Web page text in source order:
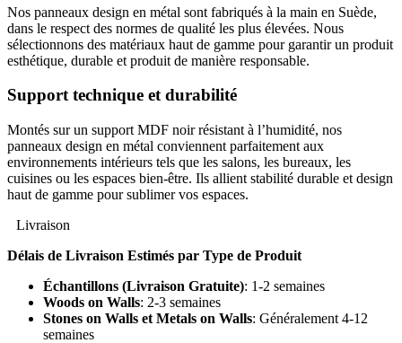
Nos panneaux design en métal sont fabriqués à la main en Suède,
dans le respect des normes de qualité les plus élevées. Nous
sélectionnons des matériaux haut de gamme pour garantir un produit
esthétique, durable et produit de manière responsable.
Support technique et durabilité
Montés sur un support MDF noir résistant à l’humidité, nos
panneaux design en métal conviennent parfaitement aux
environnements intérieurs tels que les salons, les bureaux, les
cuisines ou les espaces bien-être. Ils allient stabilité durable et design
haut de gamme pour sublimer vos espaces.
Livraison
Délais de Livraison Estimés par Type de Produit
Échantillons (Livraison Gratuite): 1-2 semaines
Woods on Walls: 2-3 semaines
Stones on Walls et Metals on Walls: Généralement 4-12
semaines